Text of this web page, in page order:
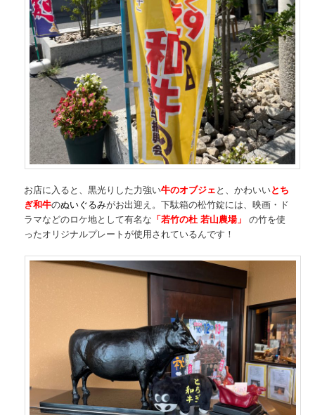
お店に入ると、黒光りした力強い牛のオブジェと、かわいいとち
ぎ和牛のぬいぐるみがお出迎え。下駄箱の松竹錠には、映画・ド
ラマなどのロケ地として有名な 「若竹の杜 若山農場」の竹を使
ったオリジナルプレートが使用されているんです！